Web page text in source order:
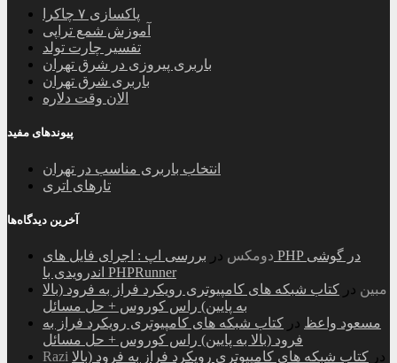
پاکسازی ۷ چاکرا
آموزش شمع تراپی
تفسیر چارت تولد
باربری پیروزی در شرق تهران
باربری شرق تهران
الان وقت دلاره
پیوندهای مفید
انتخاب باربری مناسب در تهران
تارهای اتری
آخرین دیدگاه‌ها
دومکس در بررسی اپ : اجرای فایل های PHP در گوشی
اندرویدی با PHPRunner
مبین در کتاب شبکه های کامپیوتری رویکرد فراز به فرود (بالا
به پایین) راس کوروس + حل مسائل
مسعود واعظ در کتاب شبکه های کامپیوتری رویکرد فراز به
فرود (بالا به پایین) راس کوروس + حل مسائل
Razi
در کتاب شبکه های کامپیوتری رویکرد فراز به فرود (بالا